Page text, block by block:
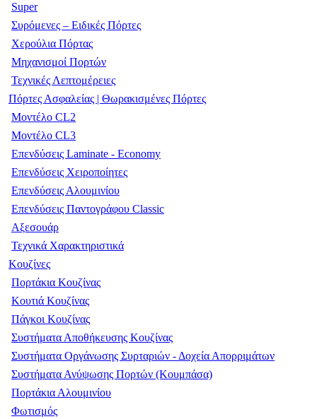
Super
Συρόμενες – Ειδικές Πόρτες
Χερούλια Πόρτας
Μηχανισμοί Πορτών
Τεχνικές Λεπτομέρειες
Πόρτες Ασφαλείας | Θωρακισμένες Πόρτες
Μοντέλο CL2
Μοντέλο CL3
Επενδύσεις Laminate - Economy
Επενδύσεις Χειροποίητες
Επενδύσεις Αλουμινίου
Επενδύσεις Παντογράφου Classic
Αξεσουάρ
Τεχνικά Χαρακτηριστικά
Κουζίνες
Πορτάκια Κουζίνας
Κουτιά Κουζίνας
Πάγκοι Κουζίνας
Συστήματα Αποθήκευσης Κουζίνας
Συστήματα Οργάνωσης Συρταριών - Δοχεία Απορριμάτων
Συστήματα Ανύψωσης Πορτών (Κουμπάσα)
Πορτάκια Αλουμινίου
Φωτισμός